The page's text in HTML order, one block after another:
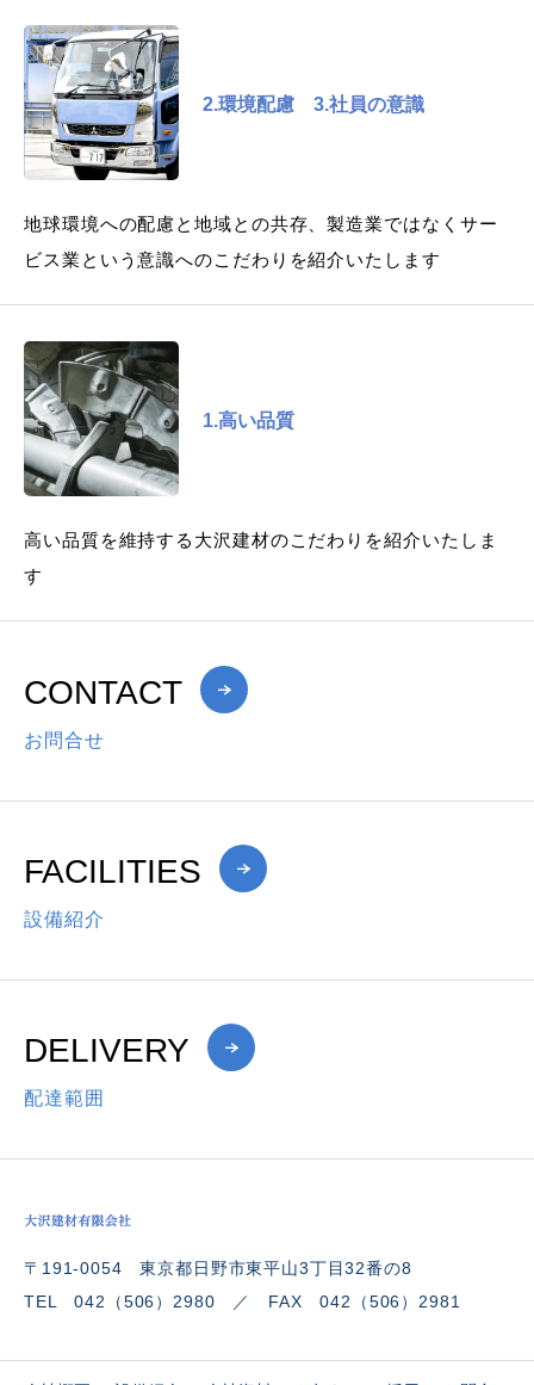
2.環境配慮 3.社員の意識
地球環境への配慮と地域との共存、製造業ではなくサー
ビス業という意識へのこだわりを紹介いたします
1.高い品質
高い品質を維持する大沢建材のこだわりを紹介いたしま
す
CONTACT
お問合せ
FACILITIES
設備紹介
DELIVERY
配達範囲
〒191-0054 東京都日野市東平山3丁目32番の8
TEL 042（506）2980 ／ FAX 042（506）2981